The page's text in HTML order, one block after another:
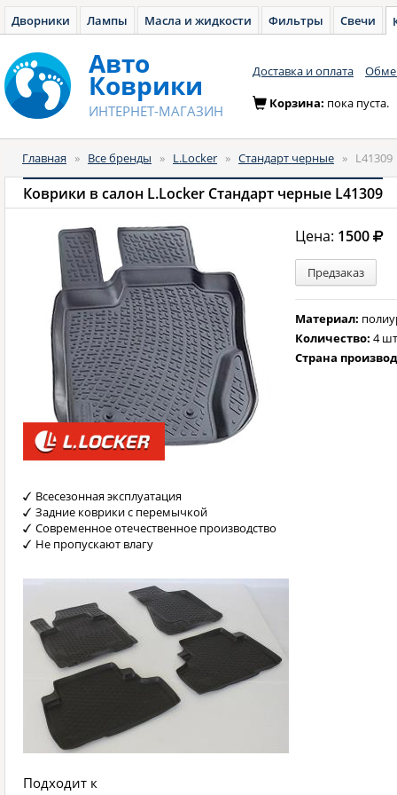
Дворники Лампы Масла и жидкости Фильтры Свечи
Авто
Коврики
ИНТЕРНЕТ-МАГАЗИН
Доставка и оплата
Корзина: пока пуста.
Главная » Все бренды » L.Locker » Стандарт черные » L41309
Коврики в салон L.Locker Стандарт черные L41309
Цена: 1500
Предзаказ
Материал:
Количество:4
Страна
Всесезонная эксплуатация
Задние коврики с перемычкой
Современное отечественное производство
Не пропускают влагу
Подходит к